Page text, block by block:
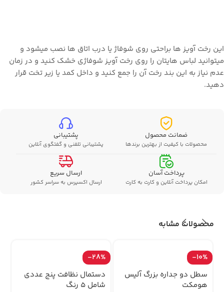
این رخت آویز ها براحتی روی شوفاژ یا درب اتاق ها نصب میشود و
میتوانید لباس هایتان را روی رخت آویز شوفاژی خشک کنید و در زمان
عدم نیاز به این بند رخت آن را جمع کنید و داخل کمد یا زیر تخت قرار
دهید.
ضمانت محصول
محصولات با کیفیت از بهترین برندها
پشتیبانی
پشتیبانی تلفنی و گفتگوی آنلاین
پرداخت آسان
امکان پرداخت آنلاین و کارت به کارت
ارسال سریع
ارسال اکسپرس به سراسر کشور
محصولات مشابه
-10%
سطل دو جداره بزرگ آلیس
هومکت
-28%
دستمال نظافت پنج عددی
شامل 5 رنگ